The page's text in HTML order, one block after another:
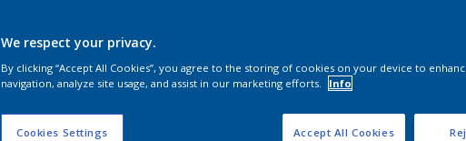
We respect your privacy.
By clicking “Accept All Cookies”, you agree to the storing of cookies on your device to
navigation, analyze site usage, and assist in our marketing efforts.
Info
Cookies Settings Accept All Cookies